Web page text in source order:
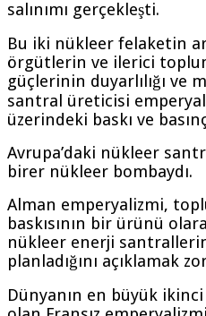
salınımı gerçekleşti.
Bu iki nükleer felaketin
örgütlerin ve ilerici
güçlerinin duyarlılığı ve
santral üreticisi
üzerindeki baskı ve
Avrupa’daki nükleer
birer nükleer bombaydı.
Alman emperyalizmi,
baskısının bir ürünü
nükleer enerji
planladığını açıklamak
Dünyanın en büyük